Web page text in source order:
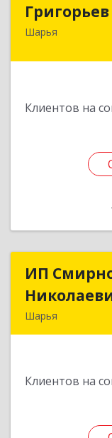
Шарья
Клиентов на
157505,
ИП
Шарья
Клиентов на